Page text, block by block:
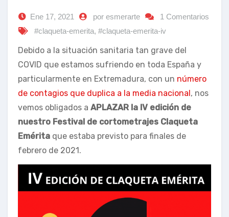
Ene 17, 2021 por esmerarte
1 Comentarios
#claqueta-emerita, #claqueta-emerita-iv
Debido a la situación sanitaria tan grave del
COVID que estamos sufriendo en toda España y
particularmente en Extremadura, con un número
de contagios que duplica a la media nacional, nos
vemos obligados a APLAZAR la IV edición de
nuestro Festival de cortometrajes Claqueta
Emérita que estaba previsto para finales de
febrero de 2021.